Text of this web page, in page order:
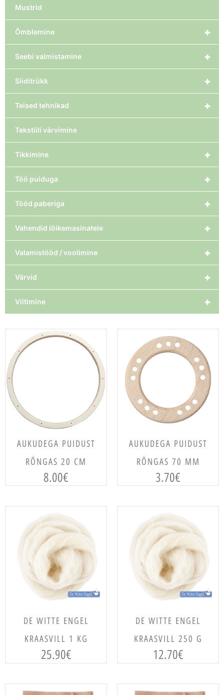
Mustrid
+
Õmblemine
+
Seebi valmistamine
+
Siiditrükk
+
Teised tehnikad
Tekstiili värvimine
+
Tikkimine
+
Töö puiduga
+
Tööd paberiga
+
Vahendid lõikemasinatele
+
Valamistööd / voolimine
+
Värvid
+
Viltimine
LISA KORVI
AUKUDEGA PUIDUST
RÕNGAS 20 CM
8.00€
LISA KORVI
AUKUDEGA PUIDUST
RÕNGAS 70 MM
3.70€
LISA KORVI
DE WITTE ENGEL
KRAASVILL 1 KG
25.90€
LISA KORVI
DE WITTE ENGEL
KRAASVILL 250 G
12.70€